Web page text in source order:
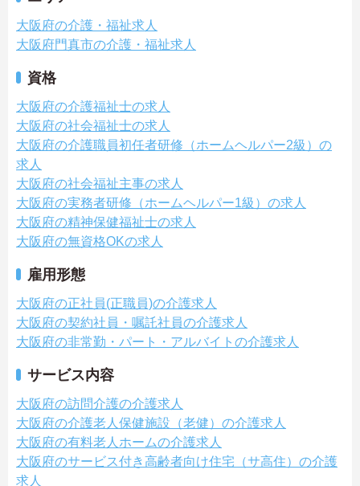
大阪府の介護・福祉求人
大阪府門真市の介護・福祉求人
資格
大阪府の介護福祉士の求人
大阪府の社会福祉士の求人
大阪府の介護職員初任者研修（ホームヘルパー2級）の
求人
大阪府の社会福祉主事の求人
大阪府の実務者研修（ホームヘルパー1級）の求人
大阪府の精神保健福祉士の求人
大阪府の無資格OKの求人
雇用形態
大阪府の正社員(正職員)の介護求人
大阪府の契約社員・嘱託社員の介護求人
大阪府の非常勤・パート・アルバイトの介護求人
サービス内容
大阪府の訪問介護の介護求人
大阪府の介護老人保健施設（老健）の介護求人
大阪府の有料老人ホームの介護求人
大阪府のサービス付き高齢者向け住宅（サ高住）の介護
求人